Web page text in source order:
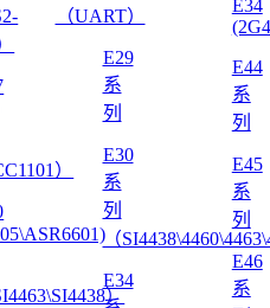
）
）
（UART）
E29
系
列
E30
系
列
（
E34
E34
E44
系
列
E45
系
列
E46
系